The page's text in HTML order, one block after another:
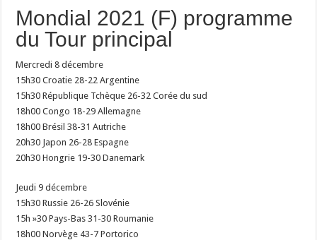
Mondial 2021 (F) programme
du Tour principal
Mercredi 8 décembre
15h30 Croatie 28-22 Argentine
15h30 République Tchèque 26-32 Corée du sud
18h00 Congo 18-29 Allemagne
18h00 Brésil 38-31 Autriche
20h30 Japon 26-28 Espagne
20h30 Hongrie 19-30 Danemark
Jeudi 9 décembre
15h30 Russie 26-26 Slovénie
15h »30 Pays-Bas 31-30 Roumanie
18h00 Norvège 43-7 Portorico